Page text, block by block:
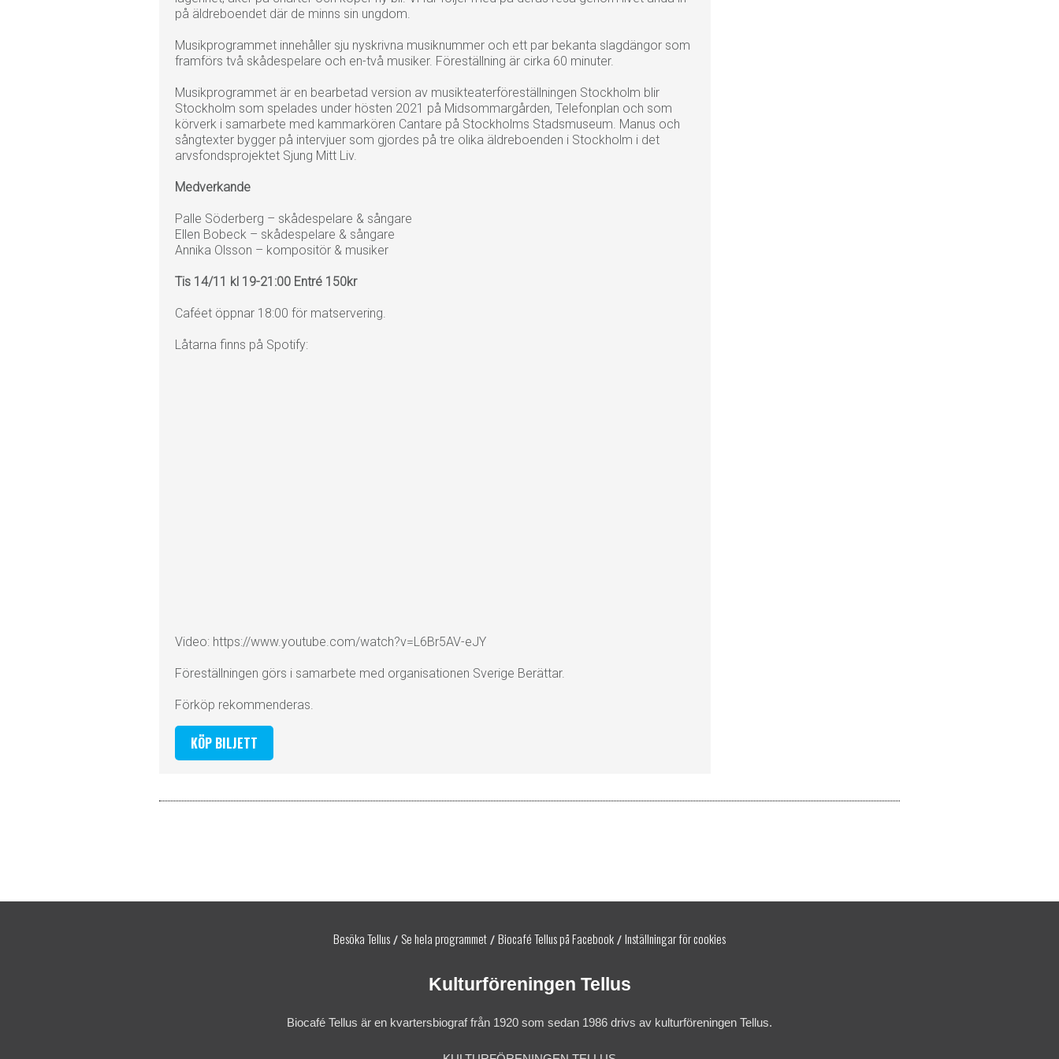
på äldreboendet där de minns sin ungdom.
Musikprogrammet innehåller sju nyskrivna musiknummer och ett par bekanta slagdängor som
framförs två skådespelare och en-två musiker. Föreställning är cirka 60 minuter.
Musikprogrammet är en bearbetad version av musikteaterföreställningen Stockholm blir
Stockholm som spelades under hösten 2021 på Midsommargården, Telefonplan och som
körverk i samarbete med kammarkören Cantare på Stockholms Stadsmuseum. Manus och
sångtexter bygger på intervjuer som gjordes på tre olika äldreboenden i Stockholm i det
arvsfondsprojektet Sjung Mitt Liv.
Medverkande
Palle Söderberg – skådespelare & sångare
Ellen Bobeck – skådespelare & sångare
Annika Olsson – kompositör & musiker
Tis 14/11 kl 19-21:00 Entré 150kr
Caféet öppnar 18:00 för matservering.
Låtarna finns på Spotify:
Video: https://www.youtube.com/watch?v=L6Br5AV-eJY
Föreställningen görs i samarbete med organisationen Sverige Berättar.
Förköp rekommenderas.
KÖP BILJETT
Besöka Tellus / Se hela programmet / Biocafé Tellus på Facebook / Inställningar för cookies
Kulturföreningen Tellus
Biocafé Tellus är en kvartersbiograf från 1920 som sedan 1986 drivs av kulturföreningen Tellus.